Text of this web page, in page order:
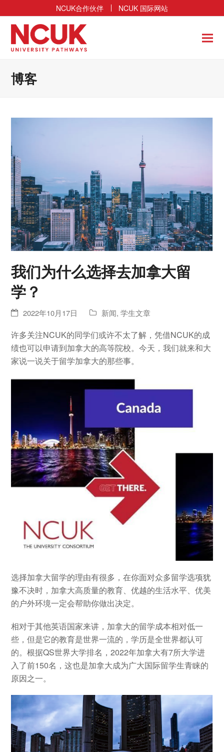
NCUK合作伙伴 NCUK 国际网站
博客
我们为什么选择去加拿大留
学？
2022年10月17日 新闻,学生文章
许多关注NCUK的同学们或许不太了解，凭借NCUK的成
绩也可以申请到加拿大的高等院校。今天，我们就来和大
家说一说关于留学加拿大的那些事。
选择加拿大留学的理由有很多，在你面对众多留学选项犹
豫不决时，加拿大高质量的教育、优越的生活水平、优美
的户外环境一定会帮助你做出决定。
相对于其他英语国家来讲，加拿大的留学成本相对低一
些，但是它的教育是世界一流的，学历是全世界都认可
的。根据QS世界大学排名，2022年加拿大有7所大学进
入了前150名，这也是加拿大成为广大国际留学生青睐的
原因之一。